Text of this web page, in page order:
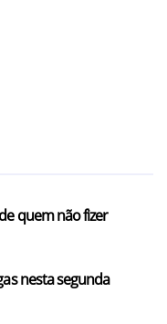
quem não fizer
nesta segunda